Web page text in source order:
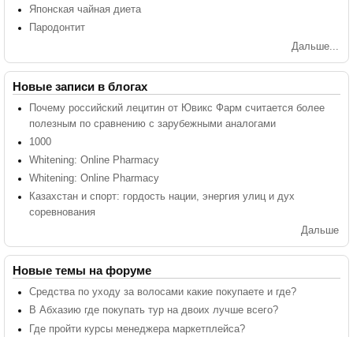
Японская чайная диета
Пародонтит
Дальше...
Новые записи в блогах
Почему российский лецитин от Ювикс Фарм считается более
полезным по сравнению с зарубежными аналогами
1000
Whitening: Online Pharmacy
Whitening: Online Pharmacy
Казахстан и спорт: гордость нации, энергия улиц и дух
соревнования
Дальше
Новые темы на форуме
Средства по уходу за волосами какие покупаете и где?
В Абхазию где покупать тур на двоих лучше всего?
Где пройти курсы менеджера маркетплейса?